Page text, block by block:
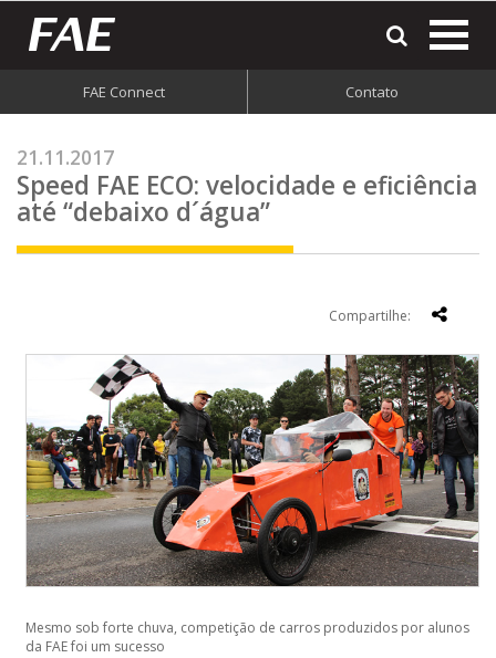
FAE Connect Contato
21.11.2017
Speed FAE ECO: velocidade e eficiência
até “debaixo d´água”
Compartilhe:
Mesmo sob forte chuva, competição de carros produzidos por alunos
da FAE foi um sucesso